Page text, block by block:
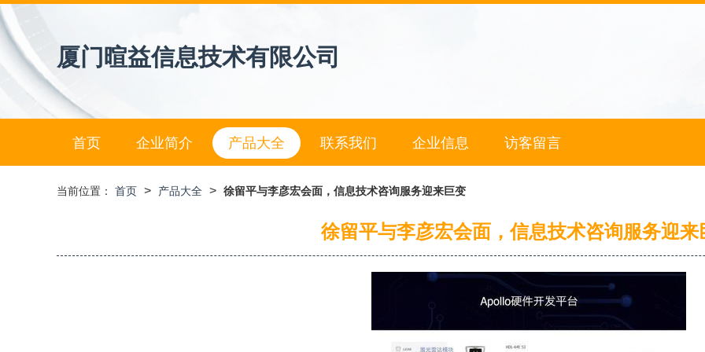
厦门暄益信息技术有限公司
首页 企业简介 产品大全 联系我们 企业信息 访客留言
当前位置： 首页 > 产品大全 > 徐留平与李彦宏会面，信息技术咨询服务迎来巨变
徐留平与李彦宏会面，信息技术咨询服务迎来